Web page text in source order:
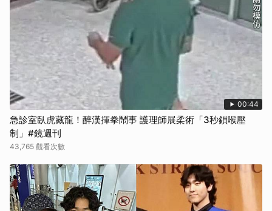
00:44
急診室臥虎藏龍！醉漢揮拳鬧事 護理師展柔術「3秒鎖喉壓
制」#鏡週刊
43,765 觀看次數